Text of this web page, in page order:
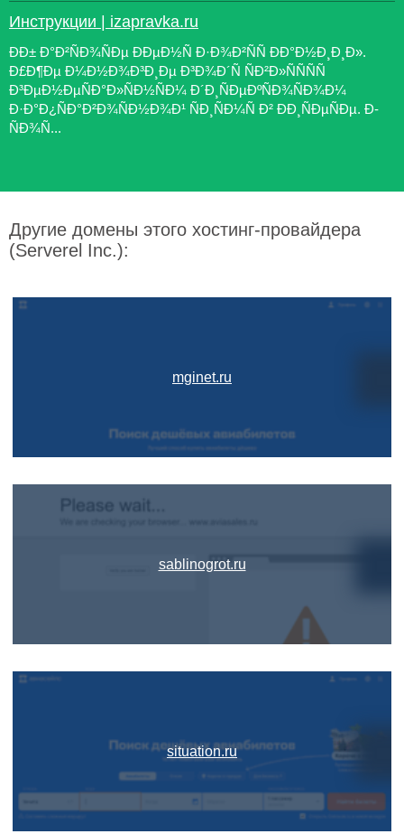
Инструкции | izapravka.ru
ÐÐ± Ð°Ð²ÑÐ¾ÑÐµ ÐÐµÐ½Ñ Ð·Ð¾Ð²ÑÑ ÐÐ°Ð½Ð¸Ð¸Ð».
Ð£Ð¶Ðµ Ð¼Ð½Ð¾Ð³Ð¸Ðµ Ð³Ð¾Ð´Ñ ÑÐ²Ð»ÑÑÑÑ
Ð³ÐµÐ½ÐµÑÐ°Ð»ÑÐ½ÑÐ¼ Ð´Ð¸ÑÐµÐºÑÐ¾ÑÐ¾Ð¼
Ð·Ð°Ð¿ÑÐ°Ð²Ð¾ÑÐ½Ð¾Ð¹ ÑÐ¸ÑÐ¼Ñ Ð² ÐÐ¸ÑÐµÑÐµ. Ð­
ÑÐ¾Ñ...
Другие домены этого хостинг-провайдера
(Serverel Inc.):
mginet.ru
sablinogrot.ru
situation.ru